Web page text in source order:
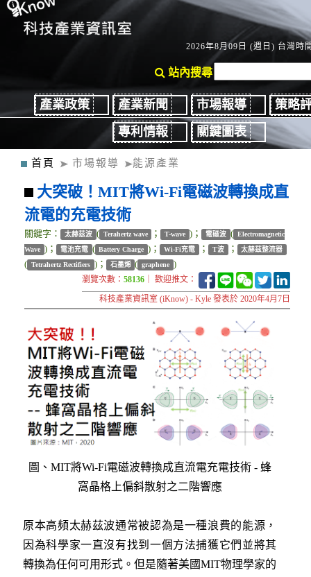
2026年8月09日 (週日) 台灣時
站內搜尋
產業政策 產業新聞 市場報導
策略
專利情報
關鍵圖表
首頁 市場報導 能源產業
大突破！MIT將Wi-Fi電磁波轉換成直
流電的充電技術
關鍵字： 太赫茲波 ( Terahertz wave ； T-wave )； 電磁波 ( Electromagnetic
Wave )； 電池充電 ( Battery Charge )； Wi-Fi充電 ； T波 ； 太赫茲整流器
( Tetrahertz Rectifiers )； 石墨烯 ( graphene )
瀏覽次數：58136 ｜ 歡迎推文：
科技產業資訊室 (iKnow) - Kyle 發表於 2020年4月7日
圖、MIT將Wi-Fi電磁波轉換成直流電充電技術 - 蜂
窩晶格上偏斜散射之二階響應
原本高頻太赫茲波通常被認為是一種浪費的能源，
因為科學家一直沒有找到一個方法捕獲它們並將其
轉換為任何可用形式。但是隨著美國MIT物理學家的